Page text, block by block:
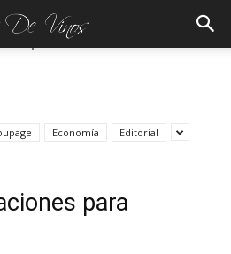
Economía Editorial
para